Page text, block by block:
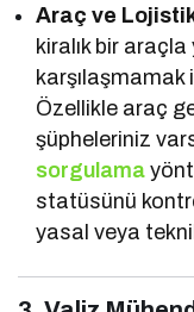
Araç ve
kiralık bir
karşılaşmamak
Özellikle araç
şüpheleriniz
sorgulama
statüsünü
yasal veya